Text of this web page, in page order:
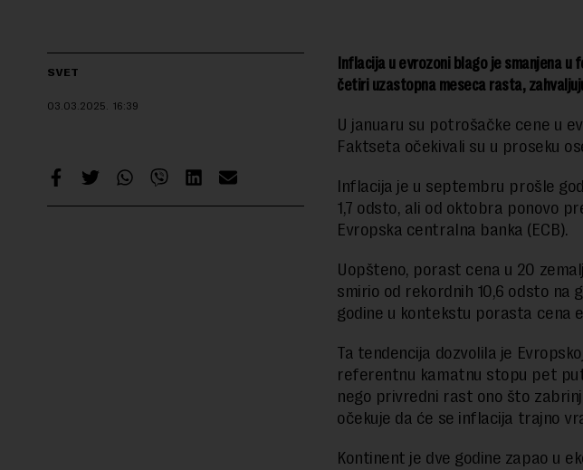
SVET
03.03.2025. 16:39
Inflacija u evrozoni blago je smanjena u
četiri uzastopna meseca rasta,
U januaru su potrošačke cene u
Faktseta očekivali su u proseku
Inflacija je u septembru prošle
1,7 odsto, ali od oktobra ponovo
Evropska centralna banka (ECB).
Uopšteno, porast cena u 20
smirio od rekordnih 10,6 odsto na
godine u kontekstu porasta cena
Ta tendencija dozvolila je
referentnu kamatnu stopu pet
nego privredni rast ono što
očekuje da će se inflacija trajno
Kontinent je dve godine zapao u